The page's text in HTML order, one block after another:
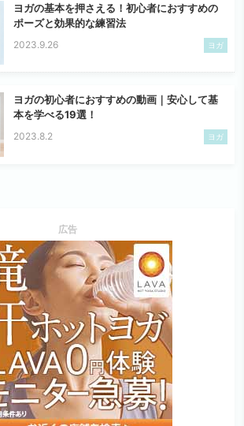
ヨガの基本を押さえる！初心者におすすめの
ポーズと効果的な練習法
2023.9.26 ヨガ
ヨガの初心者におすすめの動画｜安心して基
本を学べる19選！
2023.8.2 ヨガ
広告